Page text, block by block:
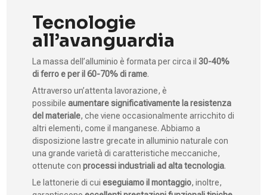
Tecnologie
all’avanguardia
La massa dell’alluminio è formata per circa il 30-40%
di ferro e per il 60-70% di rame.
Attraverso un’attenta lavorazione, è
possibile aumentare significativamente la resistenza
del materiale, che viene occasionalmente arricchito di
altri elementi, come il manganese. Abbiamo a
disposizione lastre grecate in alluminio naturale con
una grande varietà di caratteristiche meccaniche,
ottenute con processi industriali ad alta tecnologia.
Le lattonerie di cui eseguiamo il montaggio, inoltre,